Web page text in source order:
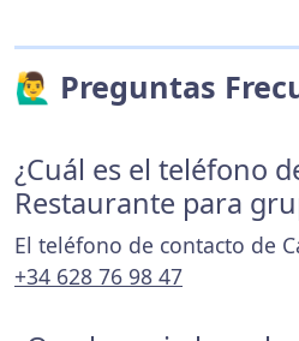
🙋‍♂️ Preguntas
¿Cuál es el teléfono
Restaurante para
El teléfono de contacto de
+34 628 76 98 47